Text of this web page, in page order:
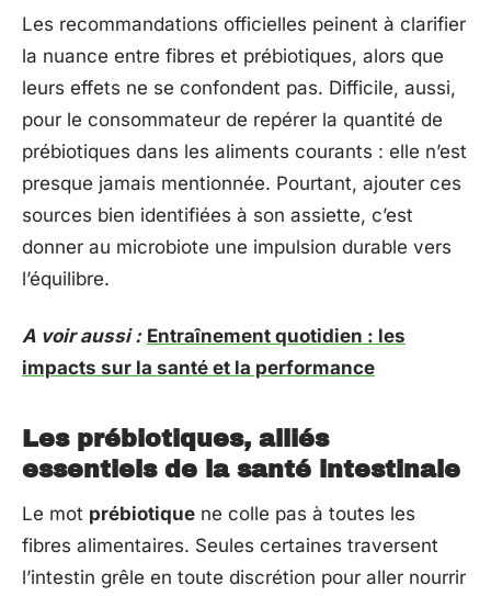
Les recommandations officielles peinent à clarifier
la nuance entre fibres et prébiotiques, alors que
leurs effets ne se confondent pas. Difficile, aussi,
pour le consommateur de repérer la quantité de
prébiotiques dans les aliments courants : elle n’est
presque jamais mentionnée. Pourtant, ajouter ces
sources bien identifiées à son assiette, c’est
donner au microbiote une impulsion durable vers
l’équilibre.
A voir aussi : Entraînement quotidien : les
impacts sur la santé et la performance
Les prébiotiques, alliés
essentiels de la santé intestinale
Le mot prébiotique ne colle pas à toutes les
fibres alimentaires. Seules certaines traversent
l’intestin grêle en toute discrétion pour aller nourrir